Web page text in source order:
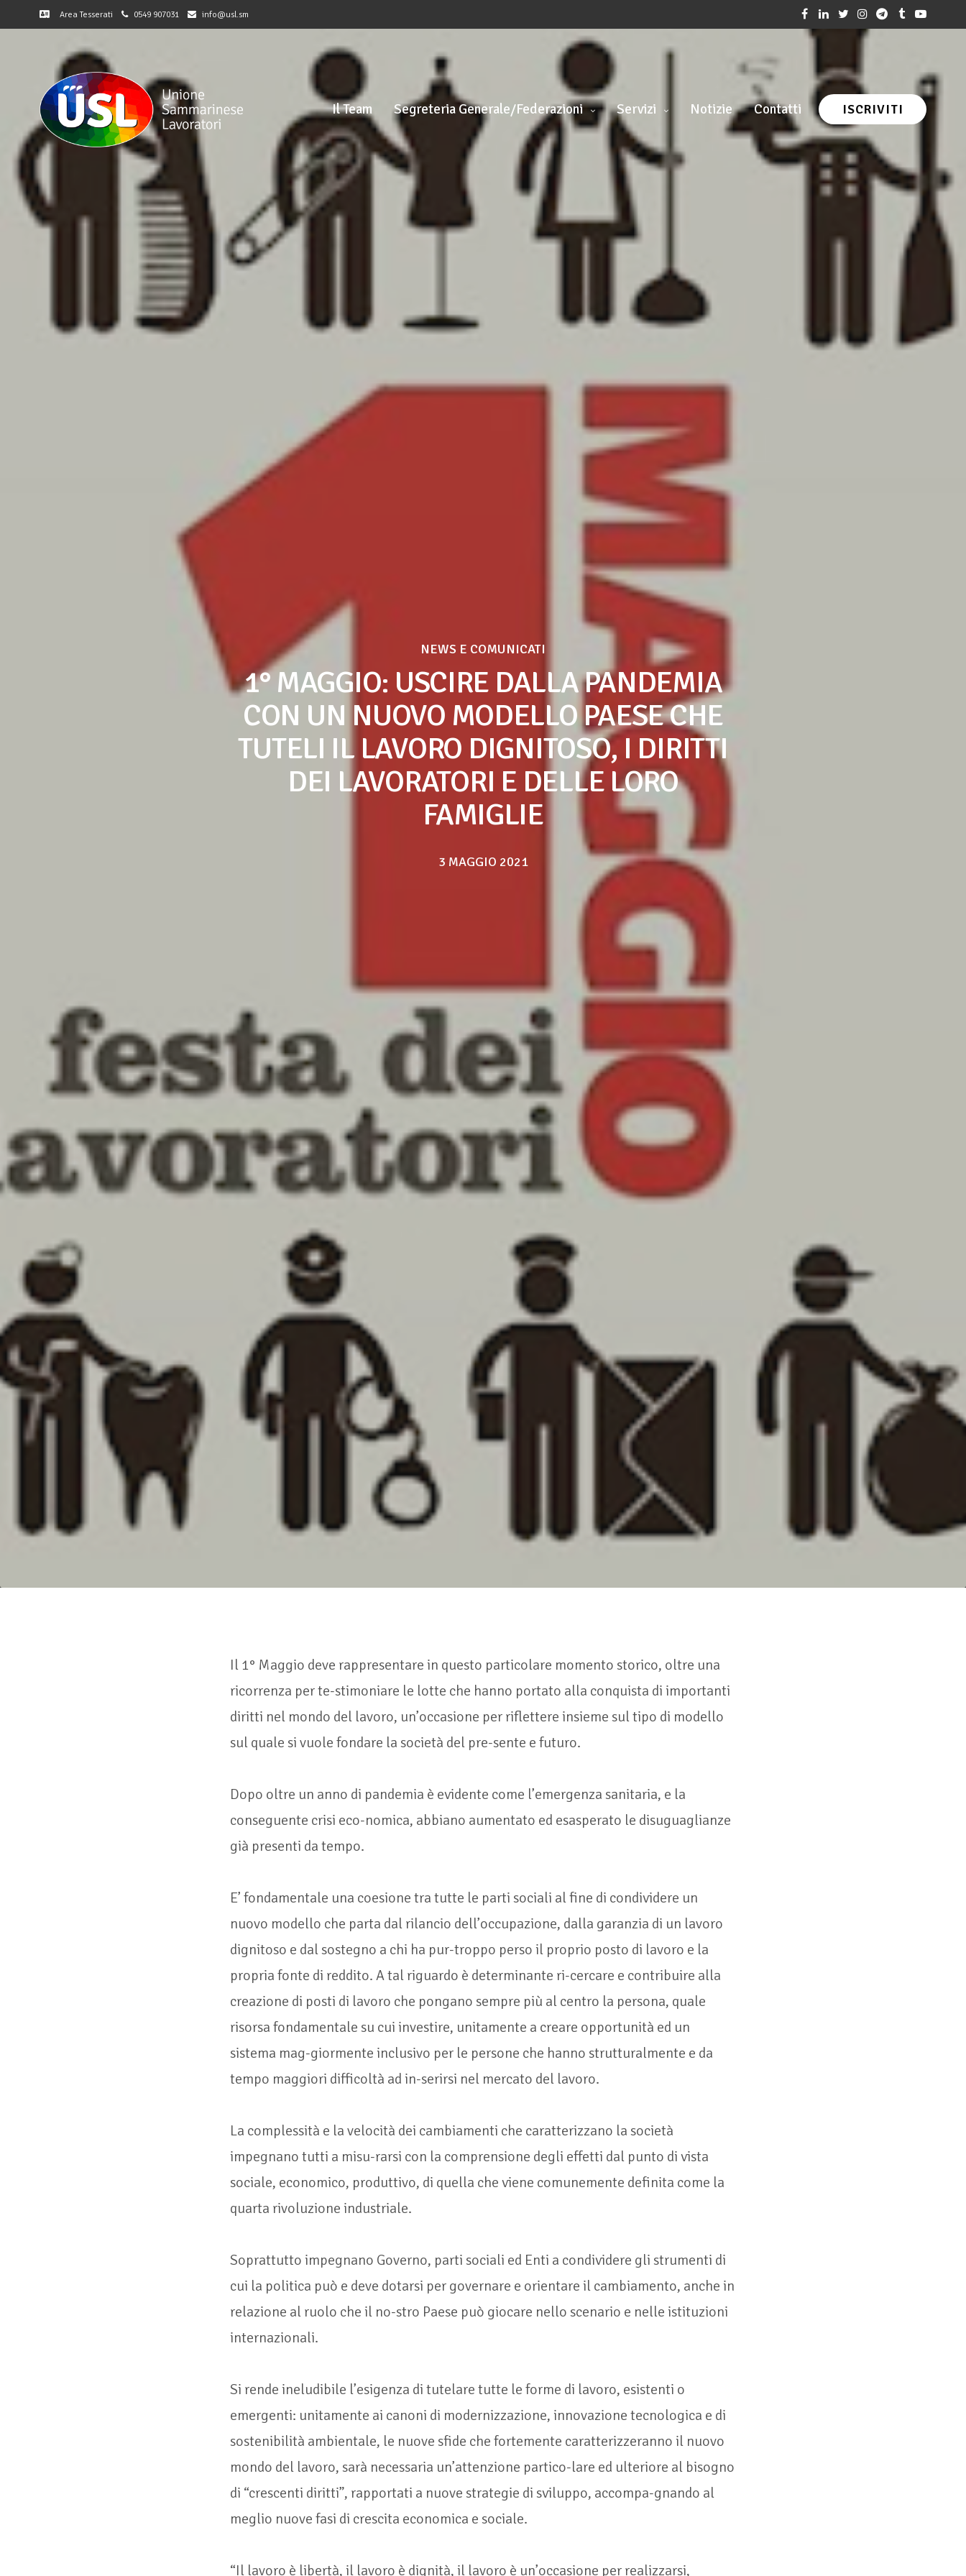
Area Tesserati 0549 907031 info@usl.sm
Il Team Segreteria Generale/Federazioni Servizi Notizie Contatti ISCRIVITI
NEWS E COMUNICATI
1° MAGGIO: USCIRE DALLA PANDEMIA
CON UN NUOVO MODELLO PAESE CHE
TUTELI IL LAVORO DIGNITOSO, I DIRITTI
DEI LAVORATORI E DELLE LORO
FAMIGLIE
3 MAGGIO 2021
Il 1° Maggio deve rappresentare in questo particolare momento storico, oltre una
ricorrenza per te-stimoniare le lotte che hanno portato alla conquista di importanti
diritti nel mondo del lavoro, un’occasione per riflettere insieme sul tipo di modello
sul quale si vuole fondare la società del pre-sente e futuro.
Dopo oltre un anno di pandemia è evidente come l’emergenza sanitaria, e la
conseguente crisi eco-nomica, abbiano aumentato ed esasperato le disuguaglianze
già presenti da tempo.
E’ fondamentale una coesione tra tutte le parti sociali al fine di condividere un
nuovo modello che parta dal rilancio dell’occupazione, dalla garanzia di un lavoro
dignitoso e dal sostegno a chi ha pur-troppo perso il proprio posto di lavoro e la
propria fonte di reddito. A tal riguardo è determinante ri-cercare e contribuire alla
creazione di posti di lavoro che pongano sempre più al centro la persona, quale
risorsa fondamentale su cui investire, unitamente a creare opportunità ed un
sistema mag-giormente inclusivo per le persone che hanno strutturalmente e da
tempo maggiori difficoltà ad in-serirsi nel mercato del lavoro.
La complessità e la velocità dei cambiamenti che caratterizzano la società
impegnano tutti a misu-rarsi con la comprensione degli effetti dal punto di vista
sociale, economico, produttivo, di quella che viene comunemente definita come la
quarta rivoluzione industriale.
Soprattutto impegnano Governo, parti sociali ed Enti a condividere gli strumenti di
cui la politica può e deve dotarsi per governare e orientare il cambiamento, anche in
relazione al ruolo che il no-stro Paese può giocare nello scenario e nelle istituzioni
internazionali.
Si rende ineludibile l’esigenza di tutelare tutte le forme di lavoro, esistenti o
emergenti: unitamente ai canoni di modernizzazione, innovazione tecnologica e di
sostenibilità ambientale, le nuove sfide che fortemente caratterizzeranno il nuovo
mondo del lavoro, sarà necessaria un’attenzione partico-lare ed ulteriore al bisogno
di “crescenti diritti”, rapportati a nuove strategie di sviluppo, accompa-gnando al
meglio nuove fasi di crescita economica e sociale.
“Il lavoro è libertà, il lavoro è dignità, il lavoro è un’occasione per realizzarsi,